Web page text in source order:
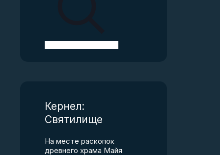
Кернел:
Святилище
На месте раскопок
древнего храма Майя